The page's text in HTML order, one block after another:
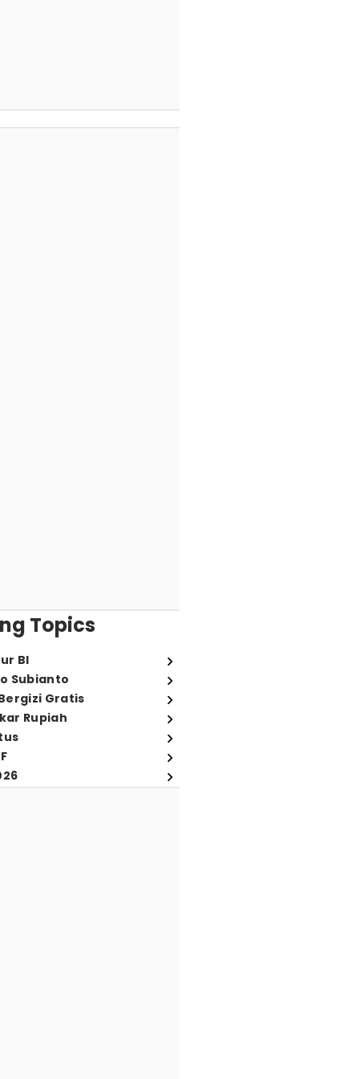
Topics
BI
Subianto
Gratis
Rupiah